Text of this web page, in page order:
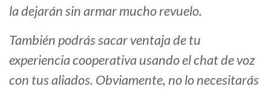
la dejarán sin armar mucho revuelo.
También podrás sacar ventaja de tu
experiencia cooperativa usando el chat de voz
con tus aliados. Obviamente, no lo necesitarás